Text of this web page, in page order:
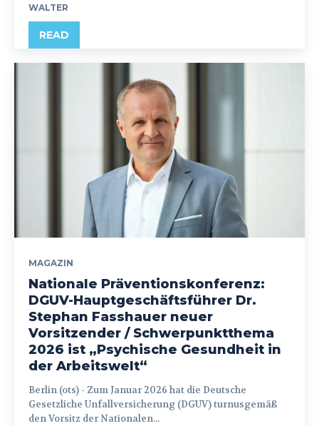
WALTER
READ
MAGAZIN
Nationale Präventionskonferenz:
DGUV-Hauptgeschäftsführer Dr.
Stephan Fasshauer neuer
Vorsitzender / Schwerpunktthema
2026 ist „Psychische Gesundheit in
der Arbeitswelt“
Berlin (ots) - Zum Januar 2026 hat die Deutsche
Gesetzliche Unfallversicherung (DGUV) turnusgemäß
den Vorsitz der Nationalen...